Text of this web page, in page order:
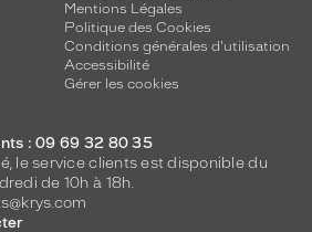
Mentions Légales
Politique des Cookies
Conditions générales d'utilisation
Accessibilité
Gérer les cookies
: 09 69 32 80 35
le service clients est disponible du
de 10h à 18h.